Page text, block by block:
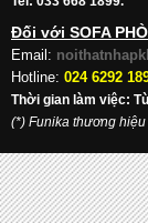
Đối với SOFA
Email:
Hotline: 024 6292
Thời gian làm việc:
(*) Funika thương